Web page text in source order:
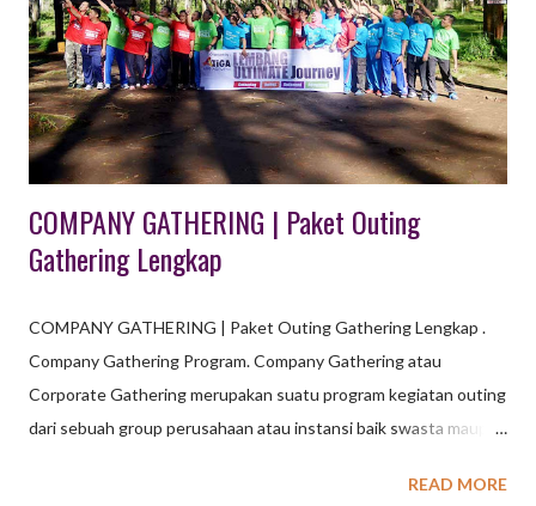
Curug Cigentis, Curug Bandung Loji, Curug Cipanundaan.
Wisata Danau di karawang : Danau Cipule. Taman: New Marigold
Garden, Taman Hud-Hud Karawang, Kampung Turis Karawang.
Wisata Waterp...
COMPANY GATHERING | Paket Outing
Gathering Lengkap
COMPANY GATHERING | Paket Outing Gathering Lengkap .
Company Gathering Program. Company Gathering atau
Corporate Gathering merupakan suatu program kegiatan outing
dari sebuah group perusahaan atau instansi baik swasta maupun
karyawannya agar mencapai tujuan tertentu. COMPANY
READ MORE